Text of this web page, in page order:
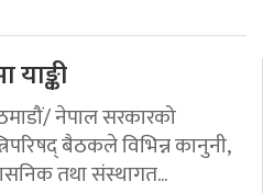
नेपाल सरकारको
बैठकले विभिन्न कानुनी,
तथा संस्थागत...